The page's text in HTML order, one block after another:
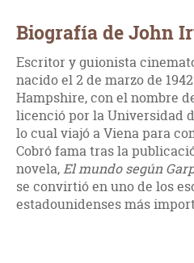
Biografía de John
Escritor y guionista
nacido el 2 de marzo de
Hampshire, con el nombre
licenció por la Universidad
lo cual viajó a Viena para
Cobró fama tras la
novela,El mundo según
se convirtió en uno de los
estadounidenses más